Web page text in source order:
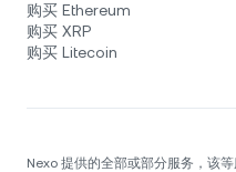
购买 Ethereum
购买 XRP
购买 Litecoin
Nexo 提供的全部或部分服务，该